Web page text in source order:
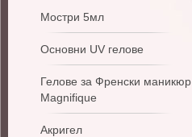
Мостри 5мл
Основни UV гелове
Гелове за Френски маникюр
Magnifique
Акригел